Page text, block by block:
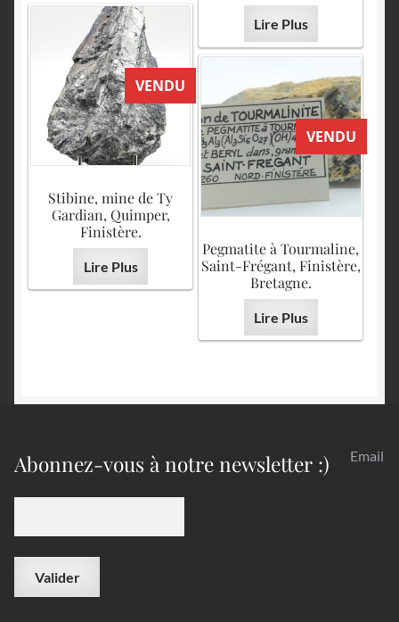
Lire Plus
VENDU
Stibine, mine de Ty
Gardian, Quimper,
Finistère.
Lire Plus
VENDU
Pegmatite à Tourmaline,
Saint-Frégant, Finistère,
Bretagne.
Lire Plus
Abonnez-vous à notre newsletter :) Email